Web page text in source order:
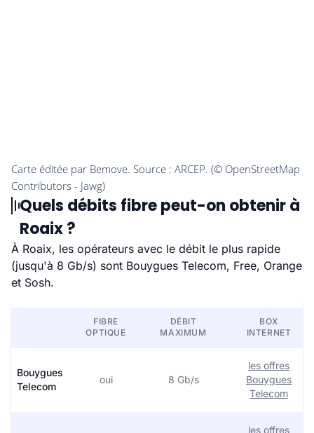
Quels débits fibre peut-on obtenir à
Roaix ?
À Roaix, les opérateurs avec le débit le plus rapide
(jusqu'à 8 Gb/s) sont Bouygues Telecom, Free, Orange
et Sosh.
FIBRE
OPTIQUE
DÉBIT
MAXIMUM
BOX
INTERNET
Bouygues
Telecom
oui 8 Gb/s
les offres
Bouygues
Telecom
les offres